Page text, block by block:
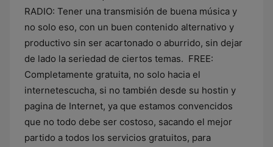
RADIO: Tener una transmisión de buena música y
no solo eso, con un buen contenido alternativo y
productivo sin ser acartonado o aburrido, sin dejar
de lado la seriedad de ciertos temas. ​​ FREE:
Completamente gratuita, no solo hacia el
internetescucha, si no también desde su hostin y
pagina de Internet, ya que estamos convencidos
que no todo debe ser costoso, sacando el mejor
partido a todos los servicios gratuitos, para